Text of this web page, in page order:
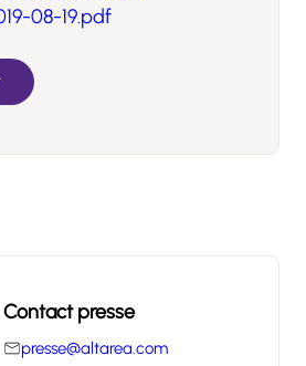
08-19.pdf
Contact presse
presse@altarea.com